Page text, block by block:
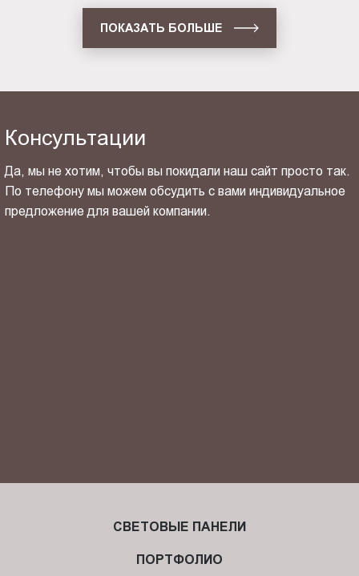
ПОКАЗАТЬ БОЛЬШЕ
Консультации
Да, мы не хотим, чтобы вы покидали наш сайт просто так.
По телефону мы можем обсудить с вами индивидуальное
предложение для вашей компании.
СВЕТОВЫЕ ПАНЕЛИ
ПОРТФОЛИО